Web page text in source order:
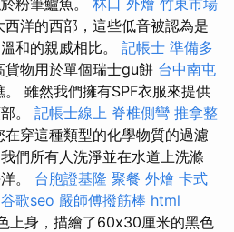
粉筆鱸魚。 林口 外燴 竹東市場
洋的西部，這些低音被認為是
和的親戚相比。 記帳士 準備多
物用於單個瑞士gu餅 台中南屯
。 雖然我們擁有SPF衣服來提供
。 記帳士線上 脊椎側彎 推拿整
在穿這種類型的化學物質的過濾
們所有人洗淨並在水道上洗滌
。 台胞證基隆 聚餐 外燴 卡式
谷歌seo 嚴師傅撥筋棒 html
上身，描繪了60x30厘米的黑色